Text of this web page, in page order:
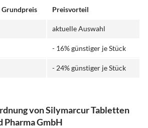
Grundpreis Preisvorteil
aktuelle Auswahl
- 16% günstiger je Stück
- 24% günstiger je Stück
von Silymarcur Tabletten
Pharma GmbH